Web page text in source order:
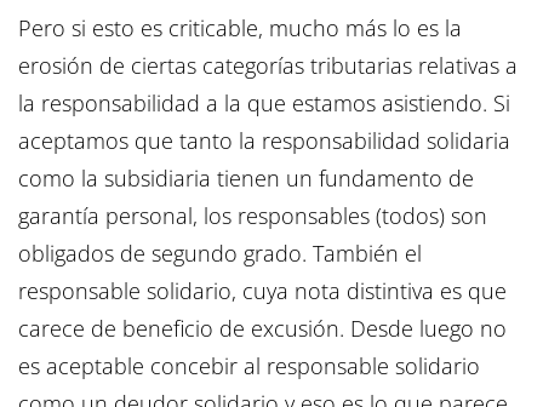
Pero si esto es criticable, mucho más lo es la
erosión de ciertas categorías tributarias relativas a
la responsabilidad a la que estamos asistiendo. Si
aceptamos que tanto la responsabilidad solidaria
como la subsidiaria tienen un fundamento de
garantía personal, los responsables (todos) son
obligados de segundo grado. También el
responsable solidario, cuya nota distintiva es que
carece de beneficio de excusión. Desde luego no
es aceptable concebir al responsable solidario